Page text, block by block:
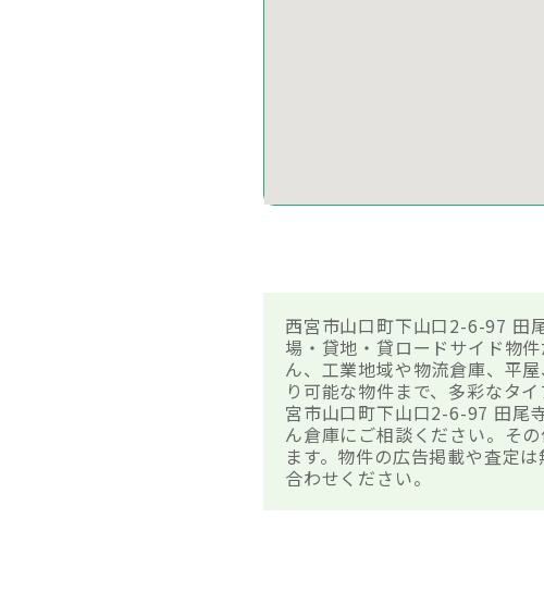
西宮市山口町下山口2-6-97 田
場・貸地・貸ロードサイド物
ん、工業地域や物流倉庫、平
り可能な物件まで、多彩なタ
宮市山口町下山口2-6-97 田尾
ん倉庫にご相談ください。そ
ます。物件の広告掲載や査定
合わせください。